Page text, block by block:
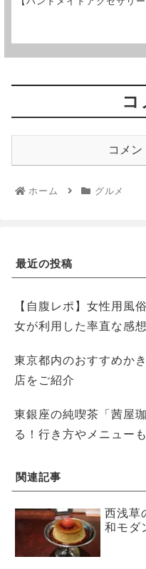
コ
コメン
ホーム グルメ
最近の投稿
【自腹レポ】女性用風
女が利用した率直な感想
東京都内のおすすめか
店をご紹介
東銀座の純喫茶「茜屋
る！行き方やメニュー
関連記事
西浅草
和モダ